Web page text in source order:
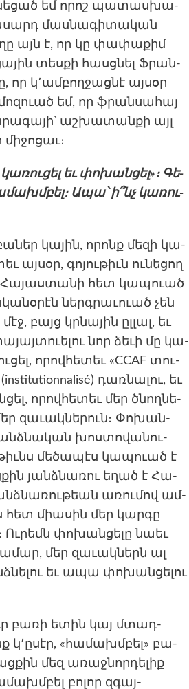
եմ որոշ պա­տաս­խա­
մաս­նա­գիտա­կան
այն է, որ կը փա­փաքիմ
տես­քի հասցնել Ֆրան­
որ կ՚ամ­բողջաց­նէ այ­սօր
եմ, որ ֆրան­սա­հայ
աշ­խա­տան­քի այլ
մի­ջոցաւ։
եւ փո­խան­ցել»։ Գե­
Ապա՝ ի՞նչ կա­ռու­
կա­յին, որոնք մե­զի կա­
այ­սօր, գո­յու­թիւն ու­նե­ցող
Հա­յաս­տա­նի հետ կա­պուած
ներ­գրա­ւուած չեն
բայց կրնա­յին ըլ­լալ, եւ
նոր ձե­ւի մը կա­
որով­հե­տեւ «CCAF տու­
դառ­նա­լու, եւ
որով­հե­տեւ մեր ծնող­նե­
զա­ւակ­նե­րուն։ Փո­խան­
անձնա­կան խոս­տո­վանու­
մե­ծապէս կա­պուած է
յանձնա­ռու եղած է Հա­
առումով ամ­
հետ միասին մեր կար­գը
Ու­րեմն փո­խան­ցե­լը նաեւ
մեր զա­ւակ­ներն ալ
եւ ապա փո­խան­ցե­լու
բա­ռի ետին կայ մտադ­
կ՚ըսէր, «հա­մախմբել» բա­
մեզ առաջ­նորդելիք
բո­լոր զգայ­